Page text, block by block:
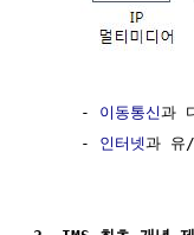
     -
이동통신과
     -
인터넷과 유/